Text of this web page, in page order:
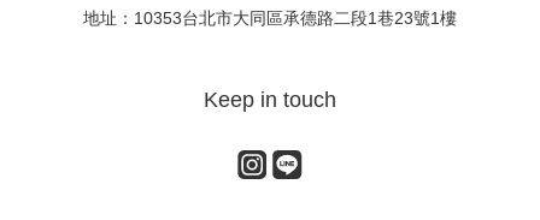
地址：10353台北市大同區承德路二段1巷23號1樓
Keep in touch